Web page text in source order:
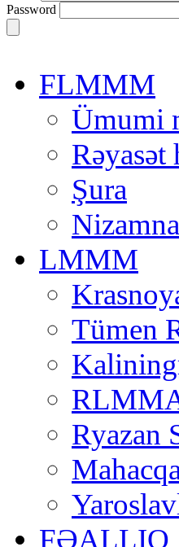
Password
FLMMM
Ümumi
Rəyasət
Şura
LMMM
Tümen
Ryazan
FƏALLIQ